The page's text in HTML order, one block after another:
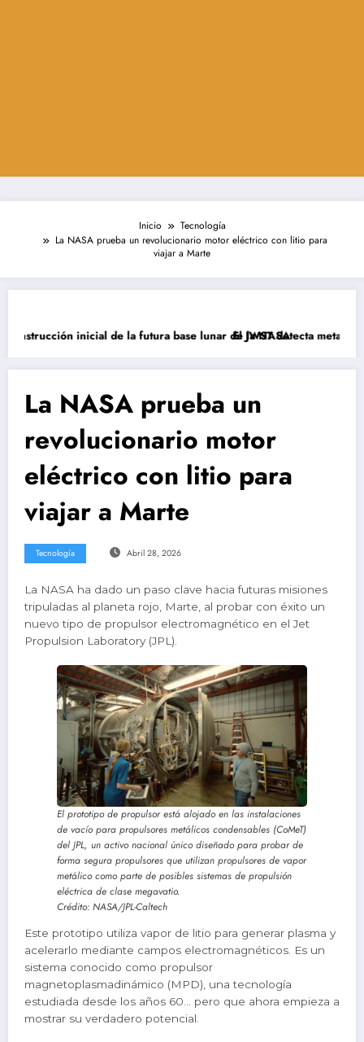
Inicio
Tecnología
La NASA prueba un revolucionario motor eléctrico con litio para
viajar a Marte
inicial de la futura base lunar de la NASAEl JWST detecta metano en
La NASA prueba un
revolucionario motor
eléctrico con litio para
viajar a Marte
Tecnología Abril 28, 2026
La NASA ha dado un paso clave hacia futuras misiones
tripuladas al planeta rojo, Marte, al probar con éxito un
nuevo tipo de propulsor electromagnético en el Jet
Propulsion Laboratory (JPL).
El prototipo de propulsor está alojado en las instalaciones
de vacío para propulsores metálicos condensables (CoMeT)
​​del JPL, un activo nacional único diseñado para probar de
forma segura propulsores que utilizan propulsores de vapor
metálico como parte de posibles sistemas de propulsión
eléctrica de clase megavatio.
Crédito: NASA/JPL-Caltech
Este prototipo utiliza vapor de litio para generar plasma y
acelerarlo mediante campos electromagnéticos. Es un
sistema conocido como propulsor
magnetoplasmadinámico (MPD), una tecnología
estudiada desde los años 60… pero que ahora empieza a
mostrar su verdadero potencial.